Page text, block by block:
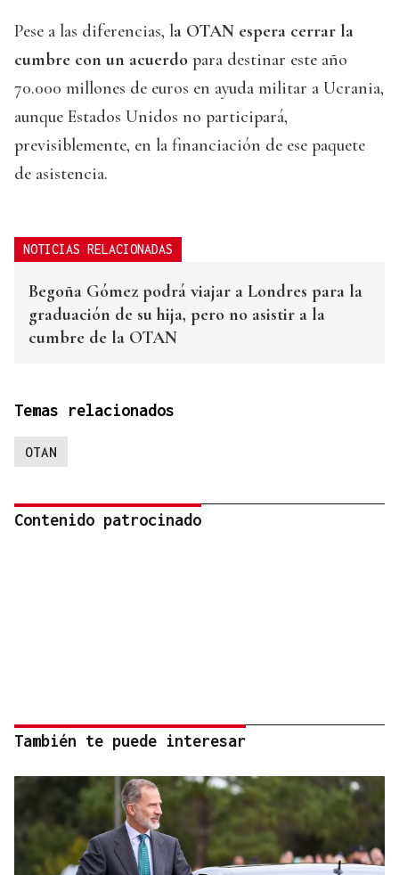
Pese a las diferencias, la OTAN espera cerrar la
cumbre con un acuerdo para destinar este año
70.000 millones de euros en ayuda militar a Ucrania,
aunque Estados Unidos no participará,
previsiblemente, en la financiación de ese paquete
de asistencia.
NOTICIAS RELACIONADAS
Begoña Gómez podrá viajar a Londres para la
graduación de su hija, pero no asistir a la
cumbre de la OTAN
Temas relacionados
OTAN
Contenido patrocinado
También te puede interesar